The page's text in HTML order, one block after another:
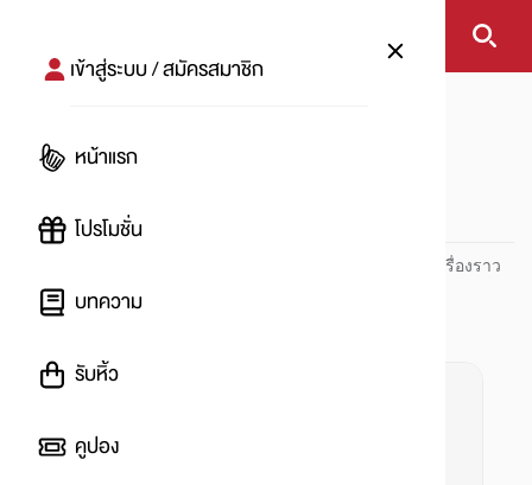
เข้าสู่ระบบ / สมัครสมาชิก
หน้าแรก
โปรโมชั่น
บทความ
รับหิ้ว
คูปอง
#
ปันโปร PUNPRO ที่ 1 ด้านโปรโมชัน อัปเดตและติดตามทุกเรื่องราว
โปรโมชัน